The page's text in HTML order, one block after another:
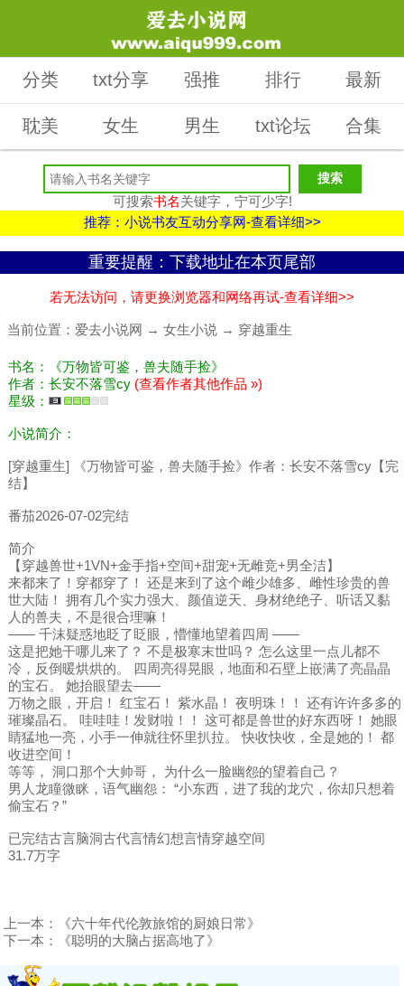
分类 txt分享 强推 排行 最新
耽美 女生 男生 txt论坛 合集
可搜索书名关键字，宁可少字!
推荐：小说书友互动分享网-查看详细>>
重要提醒：下载地址在本页尾部
若无法访问，请更换浏览器和网络再试-查看详细>>
当前位置： 爱去小说网 → 女生小说 → 穿越重生
书名：《万物皆可鉴，兽夫随手捡》
作者：长安不落雪cy (查看作者其他作品 »)
星级：
小说简介：
[穿越重生] 《万物皆可鉴，兽夫随手捡》作者：长安不落雪cy【完
结】
番茄2026-07-02完结
简介
【穿越兽世+1VN+金手指+空间+甜宠+无雌竞+男全洁】
来都来了！穿都穿了！ 还是来到了这个雌少雄多、雌性珍贵的兽
世大陆！ 拥有几个实力强大、颜值逆天、身材绝绝子、听话又黏
人的兽夫，不是很合理嘛！
—— 千沫疑惑地眨了眨眼，懵懂地望着四周 ——
这是把她干哪儿来了？ 不是极寒末世吗？ 怎么这里一点儿都不
冷，反倒暖烘烘的。 四周亮得晃眼，地面和石壁上嵌满了亮晶晶
的宝石。 她抬眼望去——
万物之眼，开启！ 红宝石！ 紫水晶！ 夜明珠！！ 还有许许多多的
璀璨晶石。 哇哇哇！发财啦！！ 这可都是兽世的好东西呀！ 她眼
睛猛地一亮，小手一伸就往怀里扒拉。 快收快收，全是她的！ 都
收进空间！
等等， 洞口那个大帅哥， 为什么一脸幽怨的望着自己？
男人龙瞳微眯，语气幽怨： “小东西，进了我的龙穴，你却只想着
偷宝石？”
已完结古言脑洞古代言情幻想言情穿越空间
31.7万字
上一本：
《六十年代伦敦旅馆的厨娘日常》
下一本：
《聪明的大脑占据高地了》